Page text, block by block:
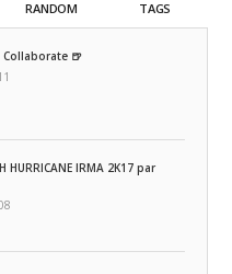
RANDOM TAGS
Collaborate 🍺
HURRICANE IRMA 2K17 par